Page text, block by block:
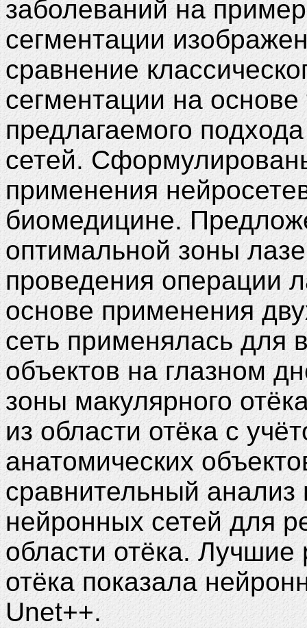
заболеваний на
сегментации
сравнение
сегментации на
предлагаемого
сетей.
применения
биомедицине.
оптимальной зоны
проведения операции
основе применения
сеть применялась для
объектов на глазном
зоны макулярного
из области отёка с
анатомических
сравнительный анализ
нейронных сетей для
области отёка.
отёка показала
Unet++.